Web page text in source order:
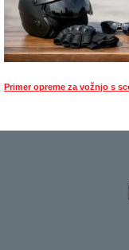
Primer opreme za vožnjo s